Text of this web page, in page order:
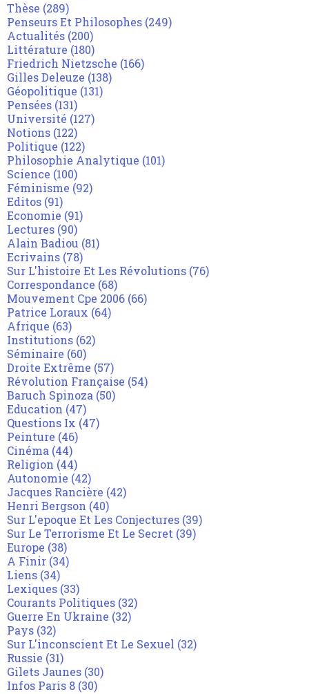
Thèse (289)
Penseurs Et Philosophes (249)
Actualités (200)
Littérature (180)
Friedrich Nietzsche (166)
Gilles Deleuze (138)
Géopolitique (131)
Pensées (131)
Université (127)
Notions (122)
Politique (122)
Philosophie Analytique (101)
Science (100)
Féminisme (92)
Editos (91)
Economie (91)
Lectures (90)
Alain Badiou (81)
Ecrivains (78)
Sur L'histoire Et Les Révolutions (76)
Correspondance (68)
Mouvement Cpe 2006 (66)
Patrice Loraux (64)
Afrique (63)
Institutions (62)
Séminaire (60)
Droite Extrême (57)
Révolution Française (54)
Baruch Spinoza (50)
Education (47)
Questions Ix (47)
Peinture (46)
Cinéma (44)
Religion (44)
Autonomie (42)
Jacques Rancière (42)
Henri Bergson (40)
Sur L'epoque Et Les Conjectures (39)
Sur Le Terrorisme Et Le Secret (39)
Europe (38)
A Finir (34)
Liens (34)
Lexiques (33)
Courants Politiques (32)
Guerre En Ukraine (32)
Pays (32)
Sur L'inconscient Et Le Sexuel (32)
Russie (31)
Gilets Jaunes (30)
Infos Paris 8 (30)